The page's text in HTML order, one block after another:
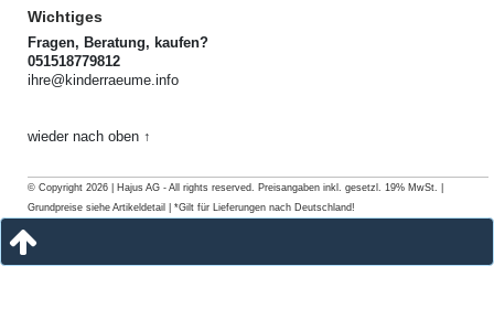
Wichtiges
Fragen, Beratung, kaufen?
051518779812
ihre@kinderraeume.info
wieder nach oben ↑
© Copyright 2026 | Hajus AG - All rights reserved. Preisangaben inkl. gesetzl. 19% MwSt. |
Grundpreise siehe Artikeldetail | *Gilt für Lieferungen nach Deutschland!